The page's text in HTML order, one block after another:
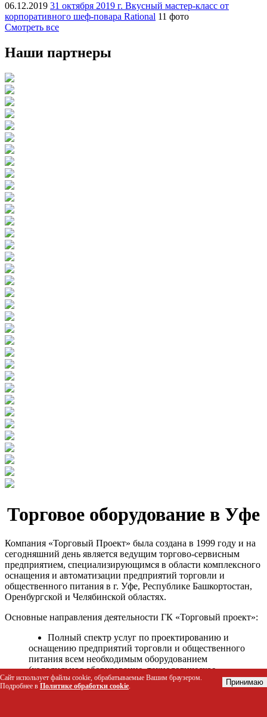
06.12.2019 31 октября 2019 г. Вкусный мастер-класс от
корпоративного шеф-повара Rational 11 фото
Смотреть все
Наши партнеры
Торговое оборудование в Уфе
Компания «Торговый Проект» была создана в 1999 году и на
сегодняшний день является ведущим торгово-сервисным
предприятием, специализирующимся в области комплексного
оснащения и автоматизации предприятий торговли и
общественного питания в г. Уфе, Республике Башкортостан,
Оренбургской и Челябинской областях.
Основные направления деятельности ГК «Торговый проект»:
Полный спектр услуг по проектированию и
оснащению предприятий торговли и общественного
питания всем необходимым оборудованием
(холодильное оборудование, технологическое
оборудование, стеллажное оборудование и т.д.);
Автоматизация торговых процессов и внедрения
Сайт использует файлы cookie, обрабатываемые Вашим браузером.
Подробнее в Политике обработки cookie. Принимаю